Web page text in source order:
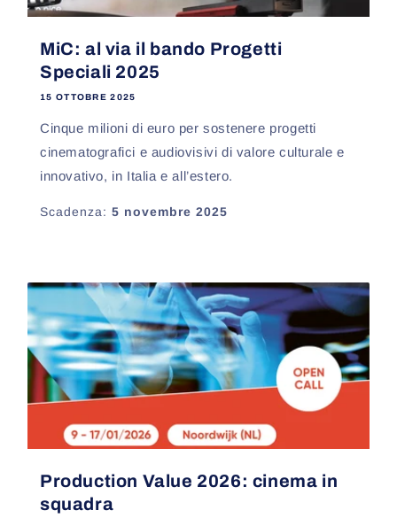
MiC: al via il bando Progetti
Speciali 2025
15 OTTOBRE 2025
Cinque milioni di euro per sostenere progetti
cinematografici e audiovisivi di valore culturale e
innovativo, in Italia e all’estero.
Scadenza: 5 novembre 2025
Production Value 2026: cinema in
squadra